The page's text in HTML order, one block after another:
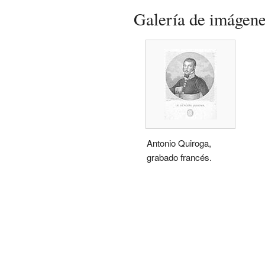
Galería de
Antonio Quiroga,
grabado francés.